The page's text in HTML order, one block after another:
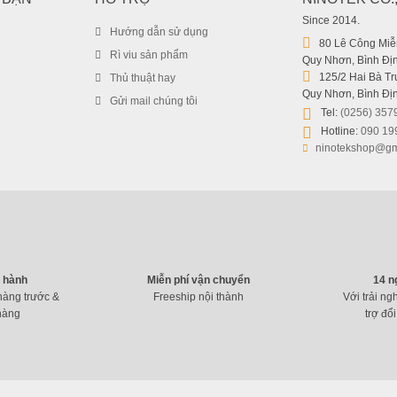
Hướng dẫn sử dụng
Rì viu sản phẩm
Thủ thuật hay
Gửi mail chúng tôi
Since 2014.
80 Lê Công
Quy Nhơn, Bình
125/2 Hai Bà
Quy Nhơn, Bình
Tel: (0256)
Hotline: 090
trước &
Miễn phí vận chuyển
Freeship nội thành
14
Với trải
trợ